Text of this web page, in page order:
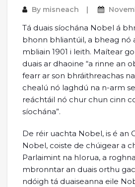
By misneach
Tá duais síochána Nobel á
bhonn bhliantúil, a bheag nó
mbliain 1901 i leith. Maítear
duais ar dhaoine “a rinne an
fearr ar son bhráithreachas
chealú nó laghdú na n-arm
reáchtáil nó chur chun cinn
síochána”.
De réir uachta Nobel, is é an
Nobel, coiste de chúigear a
Parlaimint na hIorua, a
mbronntar an duais orthu
ndóigh tá duaiseanna eile